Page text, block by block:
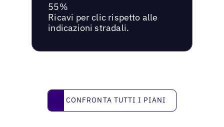
55%
Ricavi per clic rispetto alle
indicazioni stradali.
Confronta tutti i piani
CONFRONTA TUTTI I PIANI